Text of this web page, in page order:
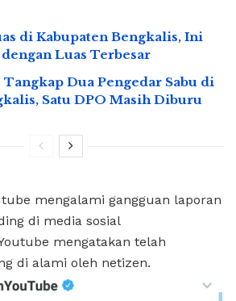
di Kabupaten Bengkalis, Ini
Luas Terbesar
Dua Pengedar Sabu di
Satu DPO Masih Diburu
mengalami gangguan laporan
di media sosial
mengatakan telah
di alami oleh netizen.